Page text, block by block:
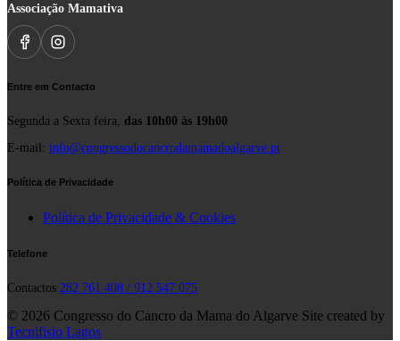
Associação Mamativa
Entre em Contacto
Segunda a Sexta feira, das 10h00 às 19h00
E-mail: info@congressodocancrodamamadoalgarve.pt
Política de Privacidade
Política de Privacidade & Cookies
Telefone
Contactos 282 761 408 / 912 547 075
© 2026 Congresso do Cancro da Mama do Algarve Site created by
Tecnifisio Lagos